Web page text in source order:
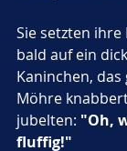
Sie setzten
bald auf ein
Kaninchen,
Möhre
jubelten: "Oh,
fluffig!"